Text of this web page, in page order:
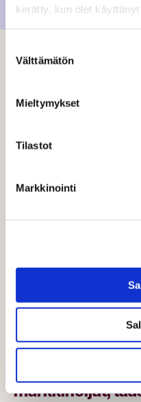
kerätty, kun olet
valinta
Välttämätön
Mieltymykset
Tilastot
Markkinointi
Vuosi 2024
pidetään
markkinoijat,